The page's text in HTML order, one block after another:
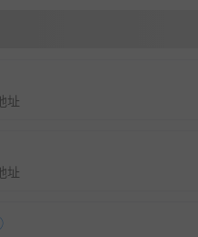
系
们的联系，他们将通过
始战斗！
址
址